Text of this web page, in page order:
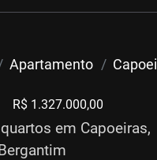
Apartamento
R$ 1.327.000,00
em Capoeiras,